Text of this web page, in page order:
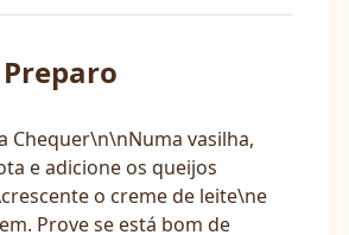
Chequer\n\nNuma vasilha,
e adicione os queijos
o creme de leite\ne
Prove se está bom de